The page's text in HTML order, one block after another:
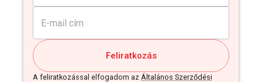
Feliratkozás
A feliratkozással elfogadom az Általános Szerződési